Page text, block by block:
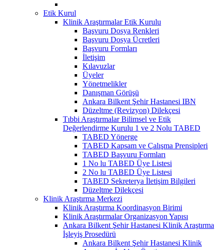
Etik Kurul
Klinik Araştırmalar Etik Kurulu
Başvuru Dosya Renkleri
Başvuru Dosya Ücretleri
Başvuru Formları
İletişim
Kılavuzlar
Üyeler
Yönetmelikler
Danışman Görüşü
Ankara Bilkent Şehir Hastanesi IBN
Düzeltme (Revizyon) Dilekçesi
Tıbbi Araştırmalar Bilimsel ve Etik
Değerlendirme Kurulu 1 ve 2 Nolu TABED
TABED Yönerge
TABED Kapsam ve Çalışma Prensipleri
TABED Başvuru Formları
1 No lu TABED Üye Listesi
2 No lu TABED Üye Listesi
TABED Sekreterya İletişim Bilgileri
Düzeltme Dilekçesi
Klinik Araştırma Merkezi
Klinik Araştırma Koordinasyon Birimi
Klinik Araştırmalar Organizasyon Yapısı
Ankara Bilkent Şehir Hastanesi Klinik Araştırma
İşleyiş Prosedürü
Ankara Bilkent Şehir Hastanesi Klinik